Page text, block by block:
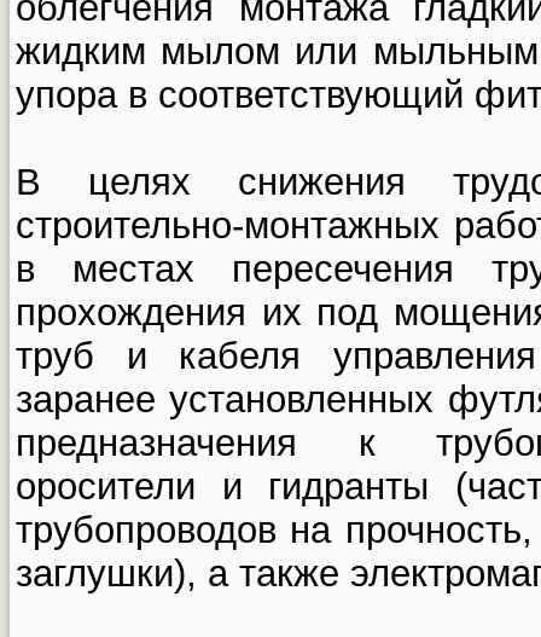
жидким мылом или мыльным
упора в соответствующий
В целях снижения
строительно-монтажных
в местах пересечения
прохождения их под
труб и кабеля
заранее установленных
предназначения к
оросители и гидранты
трубопроводов на
заглушки), а также